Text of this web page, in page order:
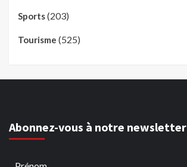
Sports(203)
Tourisme (525)
Abonnez-vous à notre newsletter